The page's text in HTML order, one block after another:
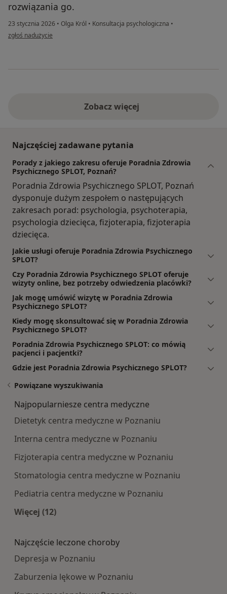
rozwiązania go.
23 stycznia 2026 • Olga Król • Konsultacja psychologiczna •
w opinii użytkownika MG
zgłoś nadużycie
Zobacz więcej
Najczęściej zadawane pytania
Porady z jakiego zakresu oferuje Poradnia Zdrowia
Psychicznego SPLOT, Poznań?
Poradnia Zdrowia Psychicznego SPLOT, Poznań
dysponuje dużym zespołem o następujących
zakresach porad: psychologia, psychoterapia,
psychologia dziecięca, fizjoterapia, fizjoterapia
dziecięca.
Jakie usługi oferuje Poradnia Zdrowia Psychicznego
SPLOT?
Czy Poradnia Zdrowia Psychicznego SPLOT oferuje
wizyty online, bez potrzeby odwiedzenia placówki?
Jak mogę umówić wizytę w Poradnia Zdrowia
Psychicznego SPLOT?
Kiedy mogę skonsultować się w Poradnia Zdrowia
Psychicznego SPLOT?
Poradnia Zdrowia Psychicznego SPLOT: co mówią
pacjenci i pacjentki?
Gdzie jest Poradnia Zdrowia Psychicznego SPLOT?
Powiązane wyszukiwania
Najpopularniesze centra medyczne
Dietetyk centra medyczne w Poznaniu
Interna centra medyczne w Poznaniu
Fizjoterapia centra medyczne w Poznaniu
Stomatologia centra medyczne w Poznaniu
Pediatria centra medyczne w Poznaniu
Więcej (12)
Najczęście leczone choroby
Depresja w Poznaniu
Zaburzenia lękowe w Poznaniu